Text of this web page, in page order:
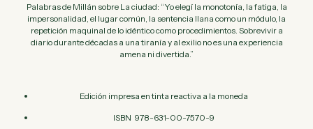
Palabras de Millán sobre La ciudad: “Yo elegí la monotonía, la fatiga, la
impersonalidad, el lugar común, la sentencia llana como un módulo, la
repetición maquinal de lo idéntico como procedimientos. Sobrevivir a
diario durante décadas a una tiranía y al exilio no es una experiencia
amena ni divertida.”
Edición impresa en tinta reactiva a la moneda
ISBN 978-631-00-7570-9